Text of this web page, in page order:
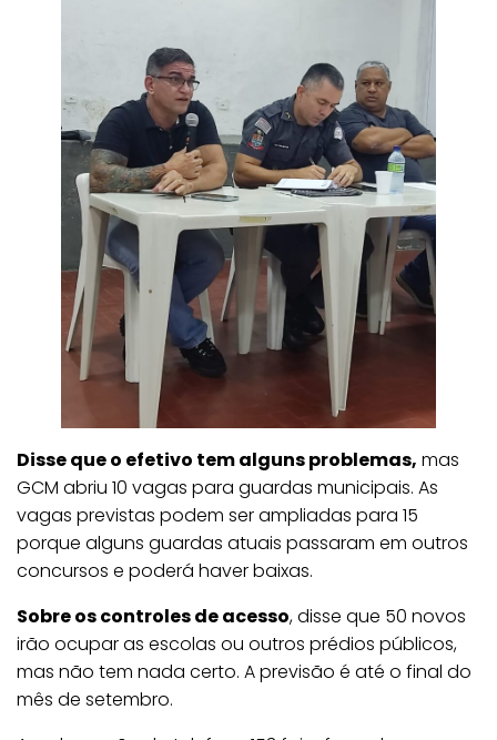
Disse que o efetivo tem alguns problemas, mas
GCM abriu 10 vagas para guardas municipais. As
vagas previstas podem ser ampliadas para 15
porque alguns guardas atuais passaram em outros
concursos e poderá haver baixas.
Sobre os controles de acesso, disse que 50 novos
irão ocupar as escolas ou outros prédios públicos,
mas não tem nada certo. A previsão é até o final do
mês de setembro.